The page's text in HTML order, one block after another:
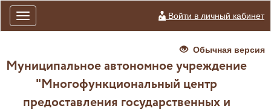
Toggle
navigation
Войти в личный кабинет
Обычная версия
Муниципальное автономное учреждение
"Многофункциональный центр
предоставления государственных и